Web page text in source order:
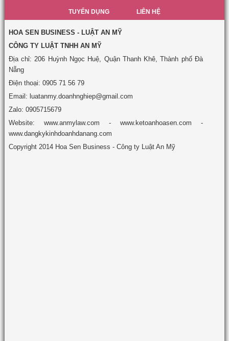
TUYỂN DỤNG LIÊN HỆ
HOA SEN BUSINESS - LUẬT AN MỸ
CÔNG TY LUẬT TNHH AN MỸ
Địa chỉ: 206 Huỳnh Ngọc Huệ, Quận Thanh Khê, Thành phố Đà
Nẵng
Điện thoại: 0905 71 56 79
Email: luatanmy.doanhnghiep@gmail.com
Zalo: 0905715679
Website: www.anmylaw.com - www.ketoanhoasen.com -
www.dangkykinhdoanhdanang.com
Copyright 2014 Hoa Sen Business - Công ty Luật An Mỹ